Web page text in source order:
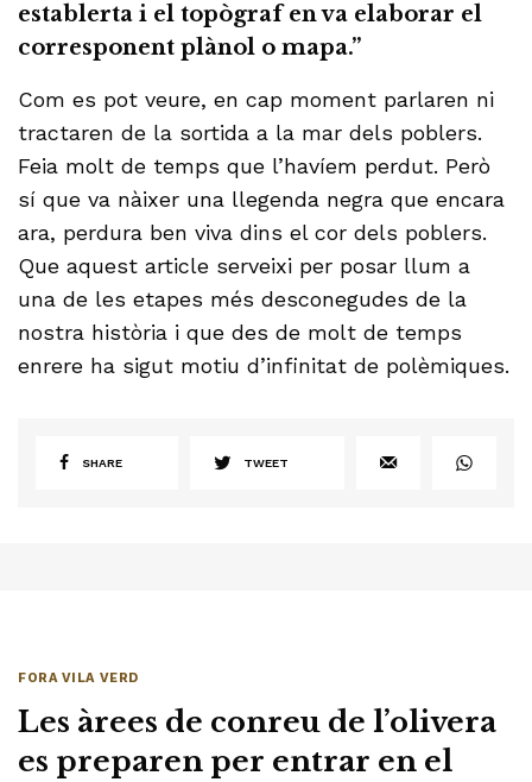
establerta i el topògraf en va elaborar el
corresponent plànol o mapa.”
Com es pot veure, en cap moment parlaren ni
tractaren de la sortida a la mar dels poblers.
Feia molt de temps que l’havíem perdut. Però
sí que va nàixer una llegenda negra que encara
ara, perdura ben viva dins el cor dels poblers.
Que aquest article serveixi per posar llum a
una de les etapes més desconegudes de la
nostra història i que des de molt de temps
enrere ha sigut motiu d’infinitat de polèmiques.
SHARE TWEET
FORA VILA VERD
Les àrees de conreu de l’olivera
es preparen per entrar en el